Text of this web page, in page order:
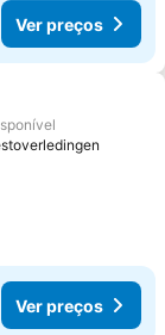
Ver preços
favoritos
Ver preços